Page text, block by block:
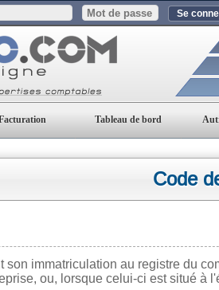
Tableau de bord
Code
son immatriculation au registre du
ou, lorsque celui-ci est situé à